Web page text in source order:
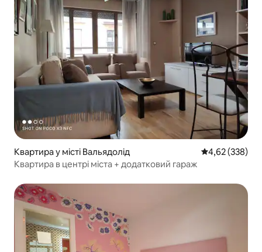
Квартира у місті Вальядолід Середня
4,62 (338)
Квартира в центрі міста + додатковий гараж